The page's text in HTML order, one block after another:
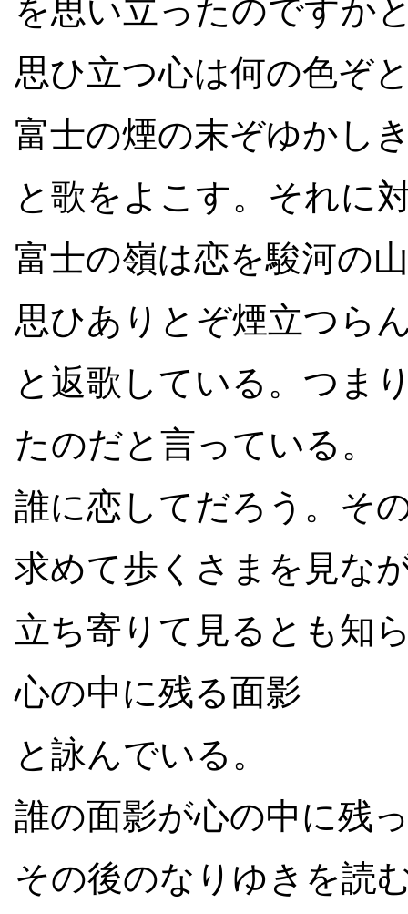
を思い立ったのですか
思ひ立つ心は何の色ぞ
富士の煙の末ぞゆかし
と歌をよこす。それに
富士の嶺は恋を駿河の
思ひありとぞ煙立つら
と返歌している。つま
たのだと言っている。
誰に恋してだろう。そ
求めて歩くさまを見な
立ち寄りて見るとも知
心の中に残る面影
と詠んでいる。
誰の面影が心の中に残
その後のなりゆきを読